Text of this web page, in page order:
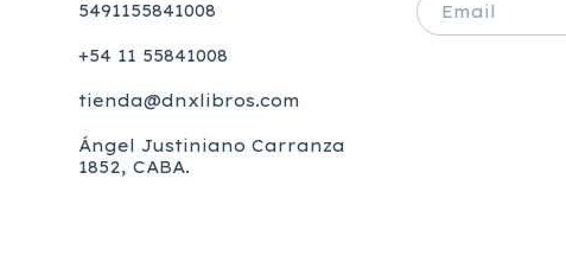
5491155841008
+54 11 55841008
tienda@dnxlibros.com
Ángel Justiniano Carranza
1852, CABA.